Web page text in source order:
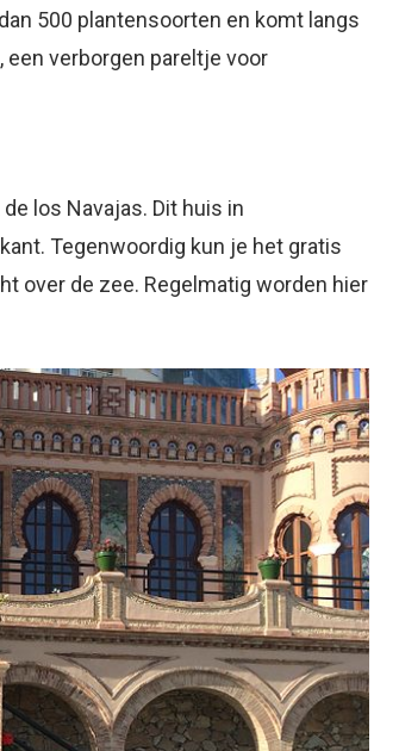
500 plantensoorten en komt langs
verborgen pareltje voor
los Navajas. Dit huis in
Tegenwoordig kun je het gratis
over de zee. Regelmatig worden hier